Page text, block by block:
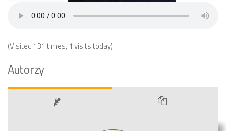
(Visited 131 times, 1 visits today)
Autorzy